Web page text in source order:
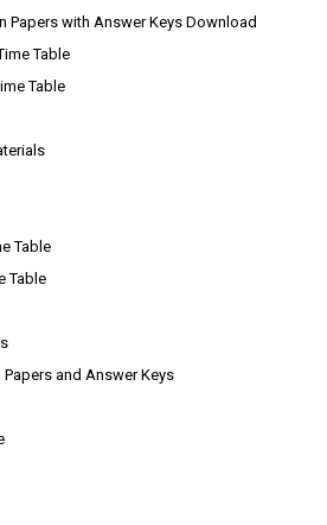
Papers with Answer Keys Download
Table
Table
Table
Table
Papers and Answer Keys